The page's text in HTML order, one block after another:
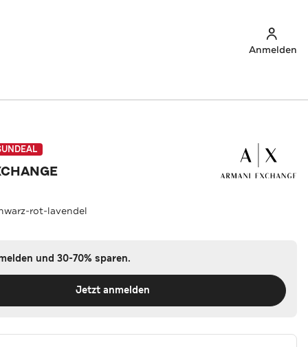
Anmelden
rot-lavendel
und 30-70% sparen.
Jetzt anmelden